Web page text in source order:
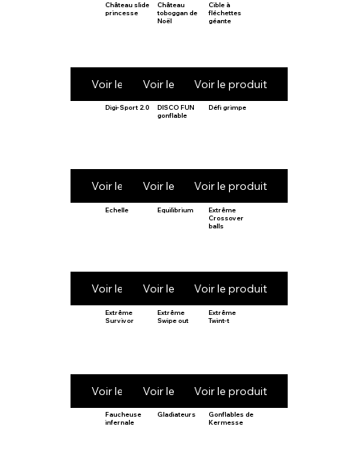
Château slide
princesse
Voir le produit
Château
toboggan de
Noël
Voir le produit
Cible à
fléchettes
géante
Voir le produit
Digi-Sport 2.0
Voir le produit
DISCO FUN
gonflable
Voir le produit
Défi grimpe
Voir le produit
Echelle
Voir le produit
Equilibrium
Voir le produit
Extrême
Crossover
balls
Voir le produit
Extrême
Survivor
Voir le produit
Extrême
Swipe out
Voir le produit
Extrême
Twint-t
Voir le produit
Faucheuse
infernale
Gladiateurs
Gonflables de
Kermesse